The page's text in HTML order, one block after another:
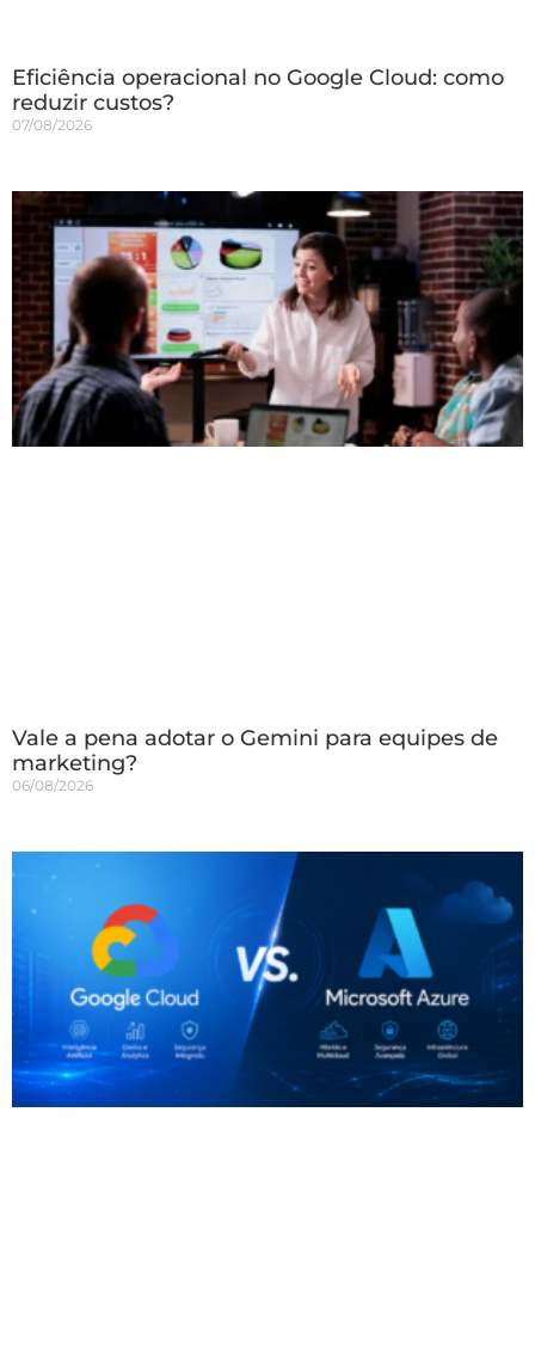
Eficiência operacional no Google Cloud: como
reduzir custos?
07/08/2026
Vale a pena adotar o Gemini para equipes de
marketing?
06/08/2026